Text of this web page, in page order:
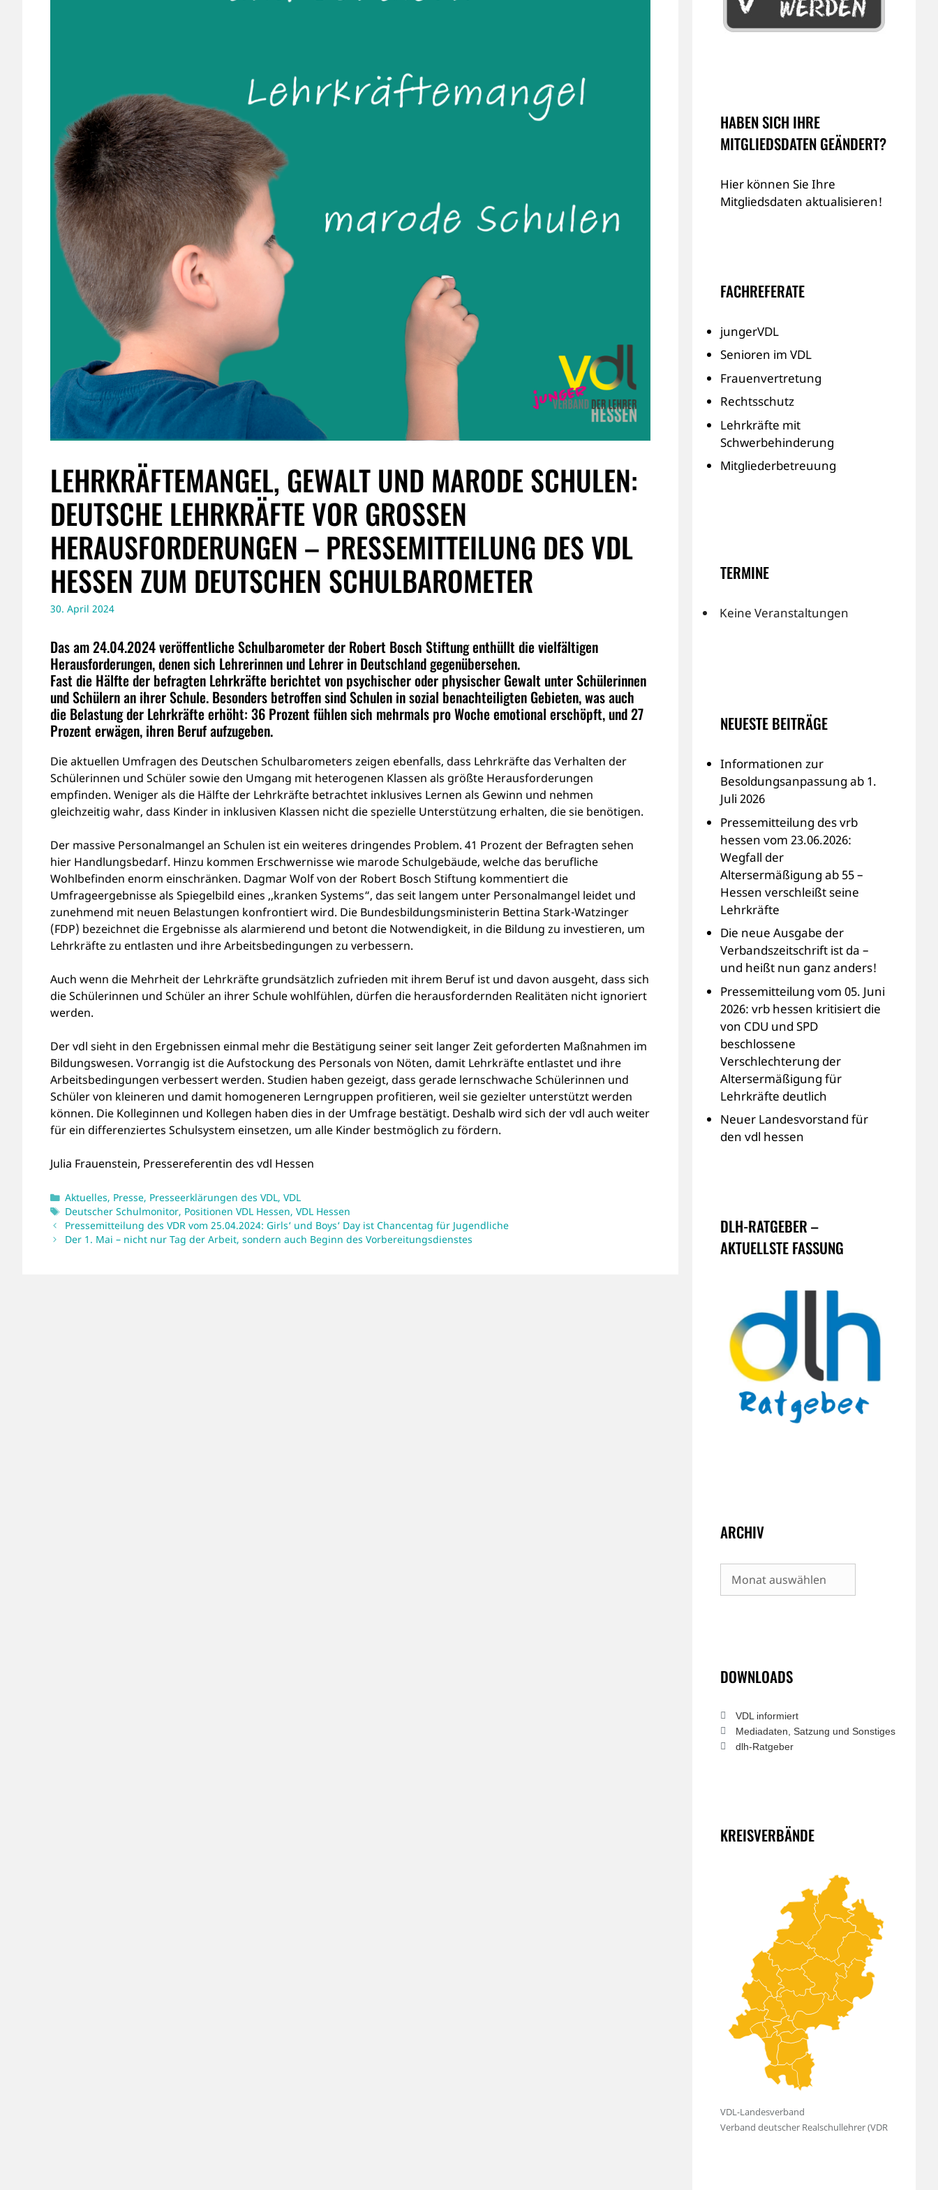
LEHRKRÄFTEMANGEL, GEWALT UND MARODE SCHULEN:
DEUTSCHE LEHRKRÄFTE VOR GROSSEN H
ERAUSFORDERUNGEN – PRESSEMITTEILUNG DES VDL H
ESSEN ZUM DEUTSCHEN SCHULBAROMETER
30. April 2024
Das am 24.04.2024 veröffentliche Schulbarometer der Robert Bosch Stiftung enthüllt die vielfältigen
Herausforderungen, denen sich Lehrerinnen und Lehrer in Deutschland gegenübersehen.
Fast die Hälfte der befragten Lehrkräfte berichtet von psychischer oder physischer Gewalt unter Schülerinnen
und Schülern an ihrer Schule. Besonders betroffen sind Schulen in sozial benachteiligten Gebieten, was auch
die Belastung der Lehrkräfte erhöht: 36 Prozent fühlen sich mehrmals pro Woche emotional erschöpft, und 27
Prozent erwägen, ihren Beruf aufzugeben.
Die aktuellen Umfragen des Deutschen Schulbarometers zeigen ebenfalls, dass Lehrkräfte das Verhalten der
Schülerinnen und Schüler sowie den Umgang mit heterogenen Klassen als größte Herausforderungen
empfinden. Weniger als die Hälfte der Lehrkräfte betrachtet inklusives Lernen als Gewinn und nehmen
gleichzeitig wahr, dass Kinder in inklusiven Klassen nicht die spezielle Unterstützung erhalten, die sie benötigen.
Der massive Personalmangel an Schulen ist ein weiteres dringendes Problem. 41 Prozent der Befragten sehen
hier Handlungsbedarf. Hinzu kommen Erschwernisse wie marode Schulgebäude, welche das berufliche
Wohlbefinden enorm einschränken. Dagmar Wolf von der Robert Bosch Stiftung kommentiert die
Umfrageergebnisse als Spiegelbild eines ,,kranken Systems“, das seit langem unter Personalmangel leidet und
zunehmend mit neuen Belastungen konfrontiert wird. Die Bundesbildungsministerin Bettina Stark-Watzinger
(FDP) bezeichnet die Ergebnisse als alarmierend und betont die Notwendigkeit, in die Bildung zu investieren, um
Lehrkräfte zu entlasten und ihre Arbeitsbedingungen zu verbessern.
Auch wenn die Mehrheit der Lehrkräfte grundsätzlich zufrieden mit ihrem Beruf ist und davon ausgeht, dass sich
die Schülerinnen und Schüler an ihrer Schule wohlfühlen, dürfen die herausfordernden Realitäten nicht ignoriert
werden.
Der vdl sieht in den Ergebnissen einmal mehr die Bestätigung seiner seit langer Zeit geforderten Maßnahmen im
Bildungswesen. Vorrangig ist die Aufstockung des Personals von Nöten, damit Lehrkräfte entlastet und ihre
Arbeitsbedingungen verbessert werden. Studien haben gezeigt, dass gerade lernschwache Schülerinnen und
Schüler von kleineren und damit homogeneren Lerngruppen profitieren, weil sie gezielter unterstützt werden
können. Die Kolleginnen und Kollegen haben dies in der Umfrage bestätigt. Deshalb wird sich der vdl auch weiter
für ein differenziertes Schulsystem einsetzen, um alle Kinder bestmöglich zu fördern.
Julia Frauenstein, Pressereferentin des vdl Hessen
Kategorien
Aktuelles, Presse, Presseerklärungen des VDL,VDL
Schlagwörter
Deutscher Schulmonitor, Positionen VDL Hessen,VDL Hessen
Pressemitteilung des VDR vom 25.04.2024: Girls‘ und Boys‘ Day ist Chancentag für Jugendliche
Der 1. Mai – nicht nur Tag der Arbeit, sondern auch Beginn des Vorbereitungsdienstes
HABEN SICH IHRE
MITGLIEDSDATEN GEÄNDERT?
Hier können Sie Ihre
Mitgliedsdaten aktualisieren!
FACHREFERATE
jungerVDL
Senioren im VDL
Frauenvertretung
Rechtsschutz
Lehrkräfte mit
Schwerbehinderung
Mitgliederbetreuung
TERMINE
Keine Veranstaltungen
NEUESTE BEITRÄGE
Informationen zur
Besoldungsanpassung ab 1.
Juli 2026
Pressemitteilung des vrb
hessen vom 23.06.2026:
Wegfall der
Altersermäßigung ab 55 –
Hessen verschleißt seine
Lehrkräfte
Die neue Ausgabe der
Verbandszeitschrift ist da –
und heißt nun ganz anders!
Pressemitteilung vom 05. Juni
2026: vrb hessen kritisiert die
von CDU und SPD
beschlossene
Verschlechterung der
Altersermäßigung für
Lehrkräfte deutlich
Neuer Landesvorstand für
den vdl hessen
DLH-RATGEBER –
AKTUELLSTE FASSUNG
ARCHIV
Archiv
DOWNLOADS
VDL informiert
Mediadaten, Satzung und Sonstiges
dlh-Ratgeber
KREISVERBÄNDE